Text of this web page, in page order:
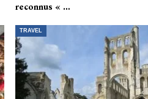
reconnus « …
TRAVEL